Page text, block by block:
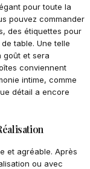
pour toute la
pouvez commander
des étiquettes pour
table. Une telle
goût et sera
conviennent
intime, comme
détail a encore
et agréable. Après
ou avec